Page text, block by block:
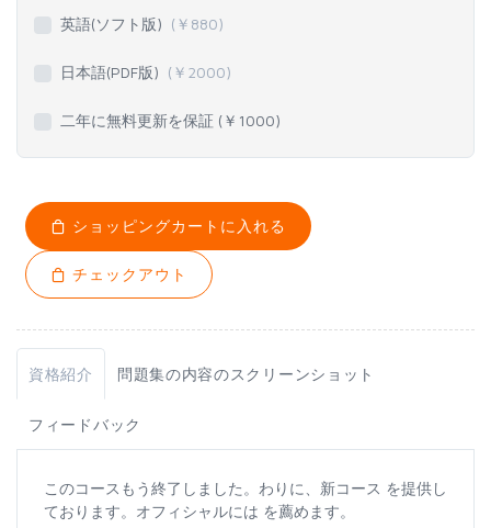
英語(ソフト版) (￥ 880)
日本語(PDF版) (￥ 2000)
二年に無料更新を保証 (￥ 1000)
ショッピングカートに入れる
チェックアウト
資格紹介 問題集の内容のスクリーンショット
フィードバック
このコースもう終了しました。わりに、新コース を提供し
ております。オフィシャルには を薦めます。